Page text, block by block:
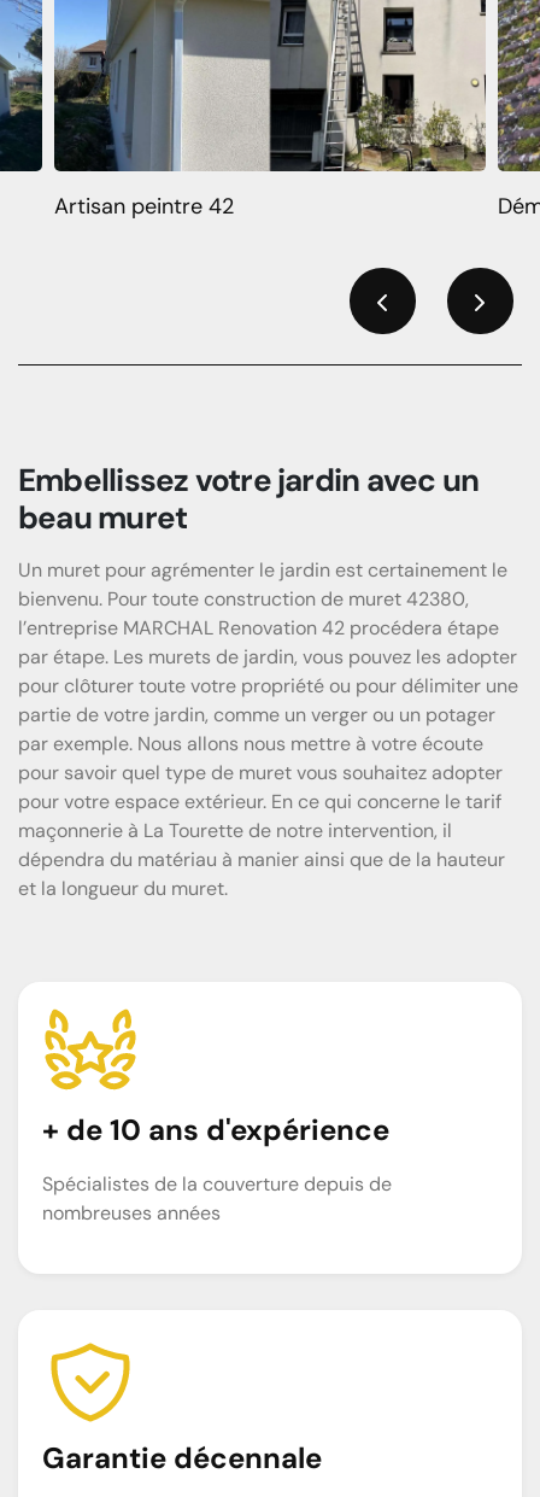
Artisan peintre 42
Embellissez votre jardin avec un
beau muret
Un muret pour agrémenter le jardin est certainement le
bienvenu. Pour toute construction de muret 42380,
l’entreprise MARCHAL Renovation 42 procédera étape
par étape. Les murets de jardin, vous pouvez les adopter
pour clôturer toute votre propriété ou pour délimiter une
partie de votre jardin, comme un verger ou un potager
par exemple. Nous allons nous mettre à votre écoute
pour savoir quel type de muret vous souhaitez adopter
pour votre espace extérieur. En ce qui concerne le tarif
maçonnerie à La Tourette de notre intervention, il
dépendra du matériau à manier ainsi que de la hauteur
et la longueur du muret.
+ de 10 ans d'expérience
Spécialistes de la couverture depuis de
nombreuses années
Garantie décennale